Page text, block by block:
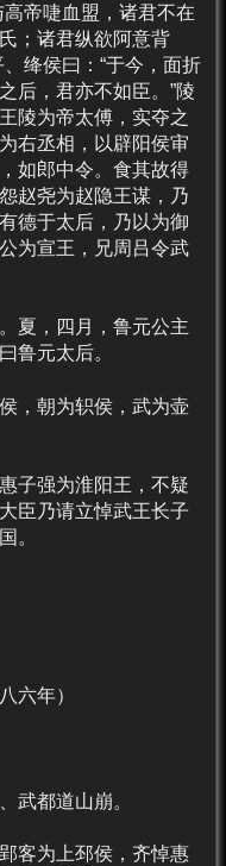
帝啑血盟，诸君不在
；诸君纵欲阿意背
绛侯曰：“于今，面折
后，君亦不如臣。”陵
陵为帝太傅，实夺之
右丞相，以辟阳侯审
如郎中令。食其故得
赵尧为赵隐王谋，乃
德于太后，乃以为御
为宣王，兄周吕令武
，四月，鲁元公主
鲁元太后。
朝为轵侯，武为壶
强为淮阳王，不疑
臣乃请立悼武王长子
。
六年）
都道山崩。
为上邳侯，齐悼惠